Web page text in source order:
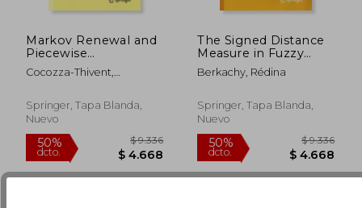
dcto. $ 1.194 dcto.
Markov Renewal and
Piecewise
Deterministic
Processes (en Inglés)
Cocozza-Thivent,
Springer, Tapa Blanda,
Nuevo
The Signed Distance
Measure in Fuzzy
Statistical Analysis:
Theoretical, Empirical
Advances (en Inglés)
Berkachy, Rédina
Springer, Tapa Blanda,
Nuevo